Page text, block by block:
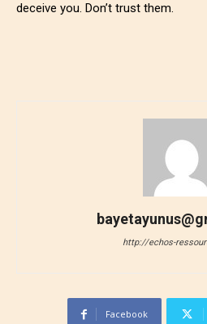
deceive you. Don’t trust them.
http://echos-
Facebook